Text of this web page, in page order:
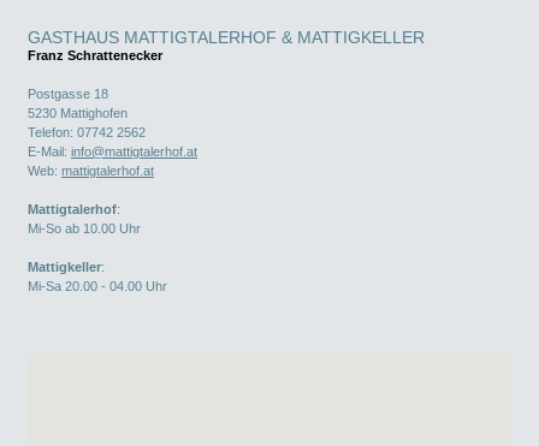
GASTHAUS MATTIGTALERHOF & MATTIGKELLER
Franz Schrattenecker
Postgasse 18
5230 Mattighofen
Telefon: 07742 2562
E-Mail: info@mattigtalerhof.at
Web: mattigtalerhof.at
Mattigtalerhof:
Mi-So ab 10.00 Uhr
Mattigkeller:
Mi-Sa 20.00 - 04.00 Uhr